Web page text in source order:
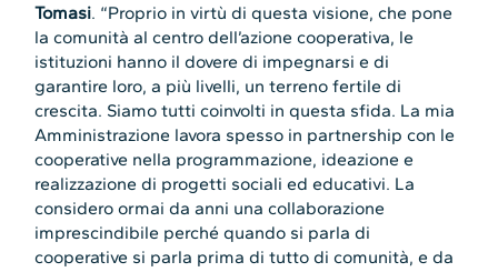
Tomasi. “Proprio in virtù di questa visione, che pone
la comunità al centro dell’azione cooperativa, le
istituzioni hanno il dovere di impegnarsi e di
garantire loro, a più livelli, un terreno fertile di
crescita. Siamo tutti coinvolti in questa sfida. La mia
Amministrazione lavora spesso in partnership con le
cooperative nella programmazione, ideazione e
realizzazione di progetti sociali ed educativi. La
considero ormai da anni una collaborazione
imprescindibile perché quando si parla di
cooperative si parla prima di tutto di comunità, e da